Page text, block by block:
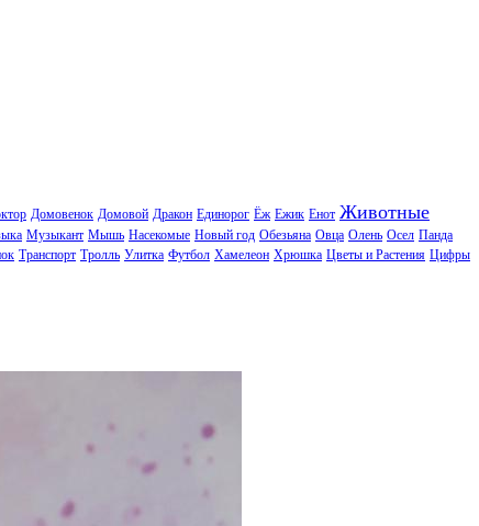
Домовенок Домовой Дракон Единорог Ёж Ежик Енот Животные
Музыкант Мышь Насекомые Новый год Обезьяна Овца Олень Осел Панда
Транспорт Тролль Улитка Футбол Хамелеон Хрюшка Цветы и Растения Цифры